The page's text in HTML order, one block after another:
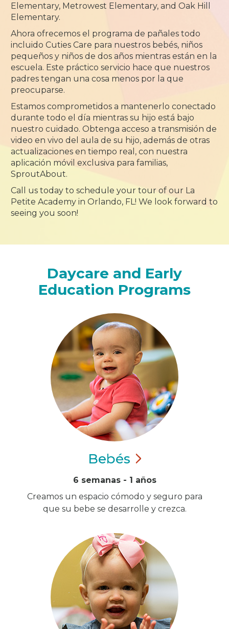
Elementary, Metrowest Elementary, and Oak Hill
Elementary.
Ahora ofrecemos el programa de pañales todo
incluido Cuties Care para nuestros bebés, niños
pequeños y niños de dos años mientras están en la
escuela. Este práctico servicio hace que nuestros
padres tengan una cosa menos por la que
preocuparse.
Estamos comprometidos a mantenerlo conectado
durante todo el día mientras su hijo está bajo
nuestro cuidado. Obtenga acceso a transmisión de
video en vivo del aula de su hijo, además de otras
actualizaciones en tiempo real, con nuestra
aplicación móvil exclusiva para familias,
SproutAbout.
Call us today to schedule your tour of our La
Petite Academy in Orlando, FL! We look forward to
seeing you soon!
Daycare and Early
Education Programs
Bebés
6 semanas - 1 años
Creamos un espacio cómodo y seguro para
que su bebe se desarrolle y crezca.